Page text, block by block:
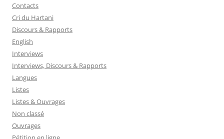
Contacts
Cri du Hartani
Discours & Rapports
English
Interviews
Interviews, Discours & Rapports
Langues
Listes
Listes & Ouvrages
Non classé
Ouvrages